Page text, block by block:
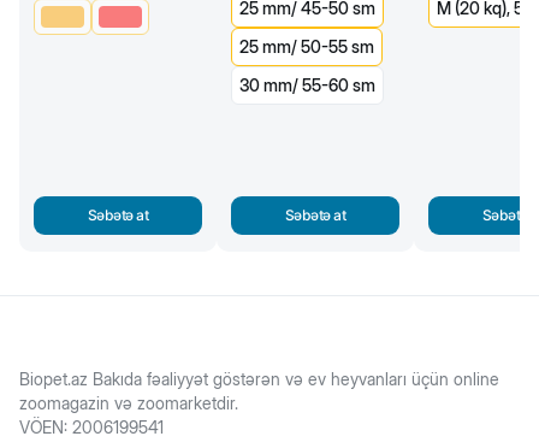
Səbətə at
25 mm/ 45-50 sm
25 mm/ 50-55 sm
30 mm/ 55-60 sm
Səbətə at
M (20 kq), 5
Səbətə
Biopet.az Bakıda fəaliyyət göstərən və ev heyvanları üçün online
zoomagazin və zoomarketdir.
VÖEN: 2006199541